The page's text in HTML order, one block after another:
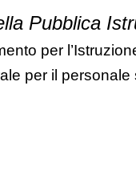
Pubblica
per
per il personale